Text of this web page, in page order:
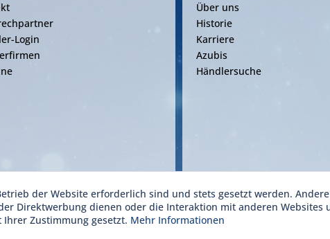
Login
Über uns
Historie
Karriere
Azubis
Händlersuche
Preise inkl. gesetzl. Mehrwertsteuer zzgl. Versandkosten gemäß gültiger
der Website erforderlich sind und stets gesetzt werden. Andere
Direktwerbung dienen oder die Interaktion mit anderen Websites
Zustimmung gesetzt. Mehr Informationen